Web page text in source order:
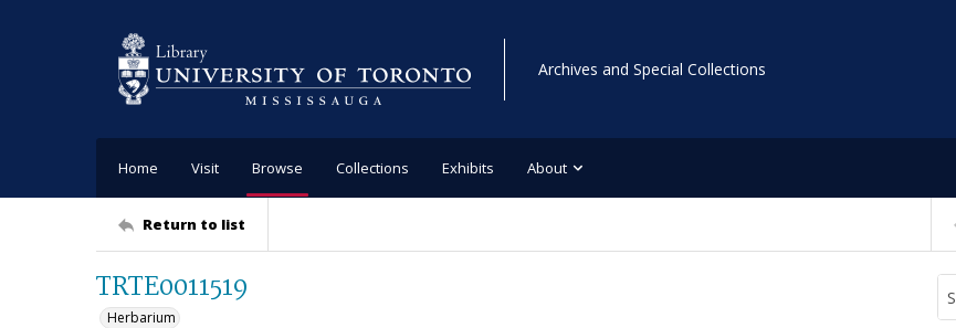
Archives and Special Collections
Home Visit Browse Collections Exhibits About
Return to list
TRTE0011519
Herbarium